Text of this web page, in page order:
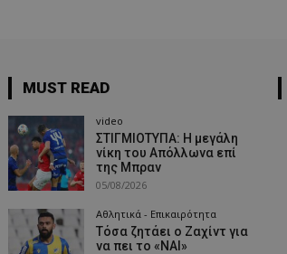
MUST READ
video
ΣΤΙΓΜΙΟΤΥΠΑ: Η μεγάλη
νίκη του Απόλλωνα επί
της Μπραν
05/08/2026
Αθλητικά - Επικαιρότητα
Τόσα ζητάει ο Ζαχίντ για
να πει το «ΝΑΙ»